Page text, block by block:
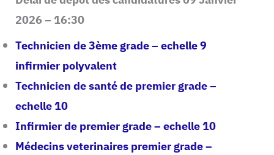
2026 – 16:30
Technicien de 3ème grade – echelle 9
infirmier polyvalent
Technicien de santé de premier grade –
echelle 10
Infirmier de premier grade – echelle 10
Médecins veterinaires premier grade –